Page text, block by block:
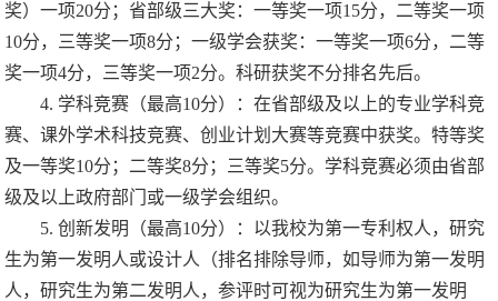
奖）一项20分；省部级三大奖：一等奖一项15分，二等奖一项
10分，三等奖一项8分；一级学会获奖：一等奖一项6分，二等
奖一项4分，三等奖一项2分。科研获奖不分排名先后。
4. 学科竞赛（最高10分）：在省部级及以上的专业学科竞
赛、课外学术科技竞赛、创业计划大赛等竞赛中获奖。特等奖
及一等奖10分；二等奖8分；三等奖5分。学科竞赛必须由省部
级及以上政府部门或一级学会组织。
5.创新发明（最高10分）：以我校为第一专利权人，研究
生为第一发明人或设计人（排名排除导师，如导师为第一发明
人，研究生为第二发明人，参评时可视为研究生为第一发明